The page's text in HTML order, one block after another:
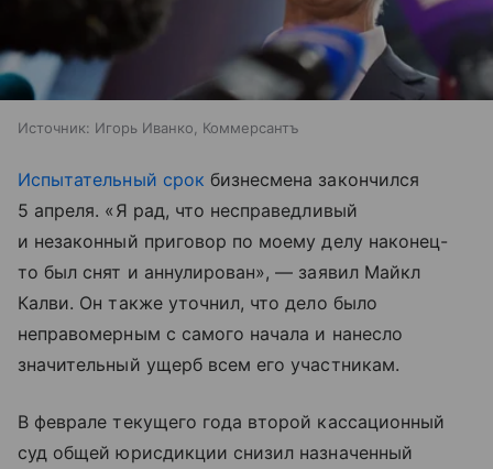
Источник: Игорь Иванко, Коммерсантъ
Испытательный срок бизнесмена закончился
5 апреля. «Я рад, что несправедливый
и незаконный приговор по моему делу наконец-
то был снят и аннулирован», — заявил Майкл
Калви. Он также уточнил, что дело было
неправомерным с самого начала и нанесло
значительный ущерб всем его участникам.
В феврале текущего года второй кассационный
суд общей юрисдикции снизил назначенный